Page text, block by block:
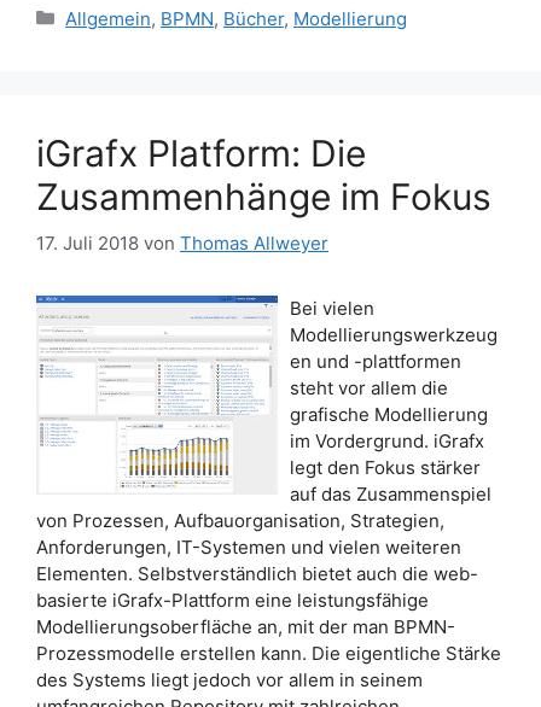
Kategorien
Allgemein, BPMN, Bücher, Modellierung
iGrafx Platform: Die
Zusammenhänge im Fokus
17. Juli 2018 von Thomas Allweyer
Bei vielen
Modellierungswerkzeug
en und -plattformen
steht vor allem die
grafische Modellierung
im Vordergrund. iGrafx
legt den Fokus stärker
auf das Zusammenspiel
von Prozessen, Aufbauorganisation, Strategien,
Anforderungen, IT-Systemen und vielen weiteren
Elementen. Selbstverständlich bietet auch die web-
basierte iGrafx-Plattform eine leistungsfähige
Modellierungsoberfläche an, mit der man BPMN-
Prozessmodelle erstellen kann. Die eigentliche Stärke
des Systems liegt jedoch vor allem in seinem